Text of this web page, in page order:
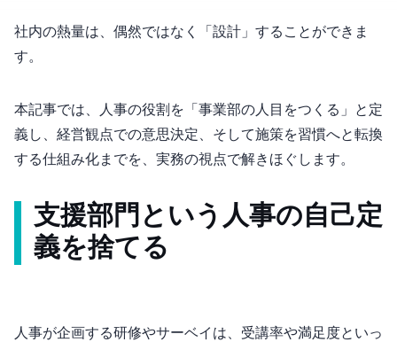
社内の熱量は、偶然ではなく「設計」することができま
す。
本記事では、人事の役割を「事業部の1人目をつくる」と定
義し、経営観点での意思決定、そして施策を習慣へと転換
する仕組み化までを、実務の視点で解きほぐします。
“支援部門”という人事の自己定
義を捨てる
人事が企画する研修やサーベイは、受講率や満足度といっ